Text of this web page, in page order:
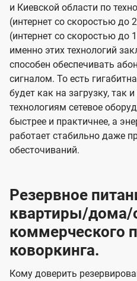
и Киевской области по
(интернет со скоростью до
(интернет со скоростью до
именно этих технологий
способен обеспечивать
сигналом. То есть
будет как на загрузку, так
технологиям сетевое
быстрее и практичнее, а
работает стабильно даже
обесточиваний.
Резервное
квартиры/дома/
коммерческого
коворкинга.
Кому доверить